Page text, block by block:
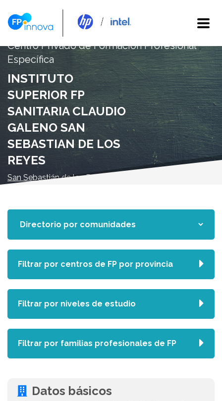
Centro Privado de Formación Profesional
Específica
INSTITUTO
SUPERIOR FP
SANITARIA CLAUDIO
GALENO SAN
SEBASTIAN DE LOS
REYES
San Sebastián de los Reyes - Madrid
Datos básicos
Filtrar por centros de FP por provincia
Filtrar por niveles de estudio
Filtrar por familias profesionales de FP